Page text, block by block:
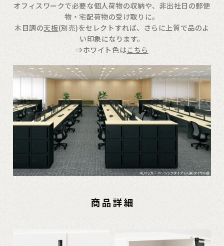
オフィスワークで必要な個人荷物の収納や、非出社日の郵便
物・宅配荷物の受け取りに。
木目調の天板(別売)をセレクトすれば、さらに上質で品のよ
い印象になります。
⇒ホワイト色はこちら